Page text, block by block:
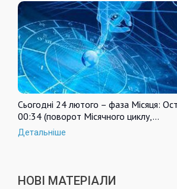
Сьогодні 24 лютого – фаза Місяця:
00:34 (поворот Місячного циклу,…
Детальніше
НОВІ МАТЕРІАЛИ